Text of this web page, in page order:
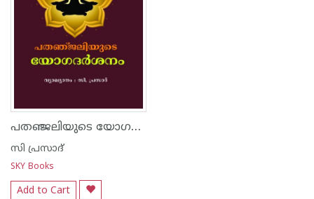
പതഞ്ജലിയുടെ യോഗദർശനം
സി പ്രസാദ്
SKY Books
Add to Cart